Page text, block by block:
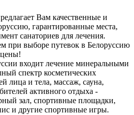
Вам качественные и
гарантированные места,
санаториев для лечения.
при выборе путевок в Белоруссию
входит лечение минеральными
спектр косметических
лица и тела, массаж, сауна,
активного отдыха -
зал, спортивные площадки,
и другие спортивные игры.